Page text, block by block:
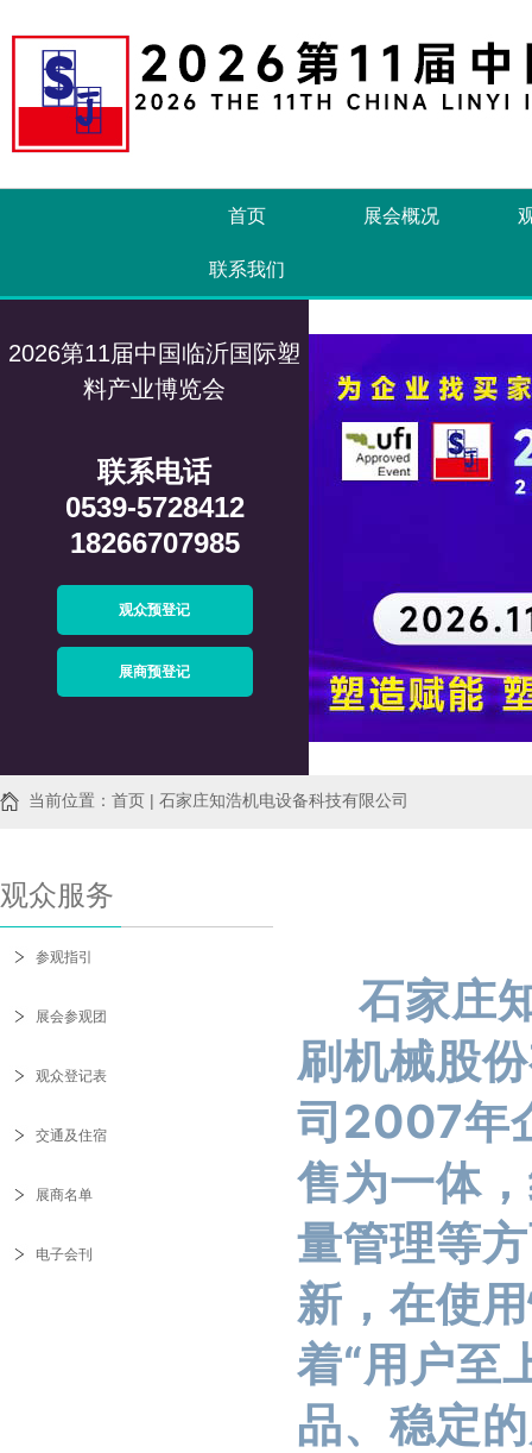
首页 展会概况
联系我们
2026第11届中国临沂国际塑
料产业博览会
联系电话
0539-5728412
18266707985
观众预登记
展商预登记
当前位置：首页 | 石家庄知浩机电设备科技有限公司
观众服务
参观指引
展会参观团
观众登记表
交通及住宿
展商名单
电子会刊
石家庄
刷机械股
司2007年
售为一体
量管理等
新，在使
着“用户至
品、稳定